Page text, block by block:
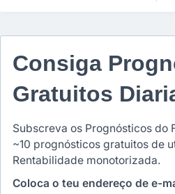
Consiga
Gratuitos
Subscreva os Prognósticos do
~10 prognósticos gratuitos de
Rentabilidade monotorizada.
Coloca o teu endereço de e-